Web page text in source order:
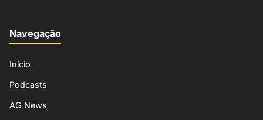
Navegação
Início
Podcasts
AG News